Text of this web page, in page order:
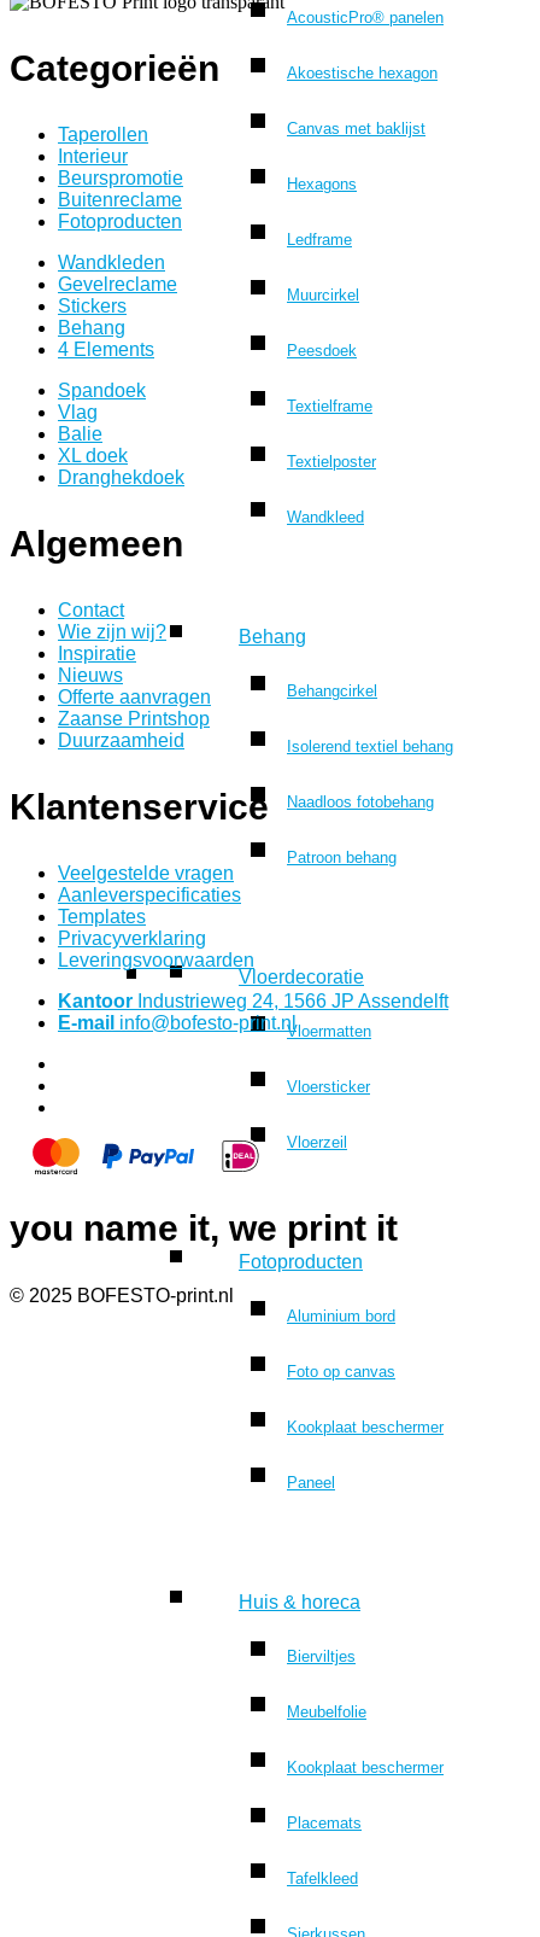
AcousticPro® panelen
Akoestische hexagon
Canvas met baklijst
Hexagons
Ledframe
Muurcirkel
Peesdoek
Textielframe
Textielposter
Wandkleed
Behang
Behangcirkel
Isolerend textiel behang
Naadloos fotobehang
Patroon behang
Vloerdecoratie
Vloermatten
Vloersticker
Vloerzeil
Fotoproducten
Aluminium bord
Foto op canvas
Kookplaat beschermer
Paneel
Huis & horeca
Bierviltjes
Meubelfolie
Kookplaat beschermer
Placemats
Tafelkleed
Categorieën
Taperollen
Interieur
Beurspromotie
Buitenreclame
Fotoproducten
Wandkleden
Gevelreclame
Stickers
Behang
4 Elements
Spandoek
Vlag
Balie
XL doek
Dranghekdoek
Algemeen
Contact
Wie zijn wij?
Inspiratie
Nieuws
Offerte aanvragen
Zaanse Printshop
Duurzaamheid
Klantenservice
Veelgestelde vragen
Aanleverspecificaties
Templates
Privacyverklaring
Leveringsvoorwaarden
Kantoor Industrieweg 24, 1566 JP Assendelft
E-mail info@bofesto-print.nl
you name it, we print it
© 2025 BOFESTO-print.nl